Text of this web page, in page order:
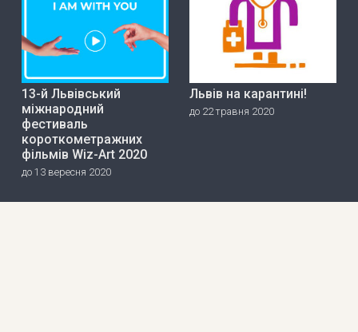
13-й Львівський
міжнародний
фестиваль
короткометражних
фільмів Wiz-Art 2020
до 13 вересня 2020
Львів на карантині!
до 22 травня 2020